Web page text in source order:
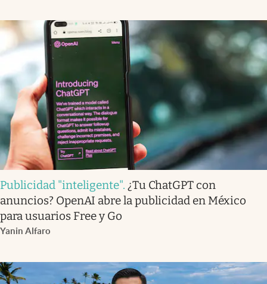
Publicidad "inteligente". ¿Tu ChatGPT con
anuncios? OpenAI abre la publicidad en México
para usuarios Free y Go
Yanin Alfaro